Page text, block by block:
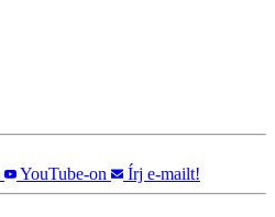
YouTube-on Írj e-mailt!